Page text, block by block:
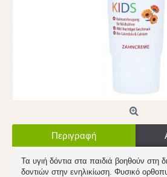
Περιγραφή
Τα υγιή δόντια στα παιδιά βοηθούν στη
δοντιών στην ενηλικίωση. Φυσικό